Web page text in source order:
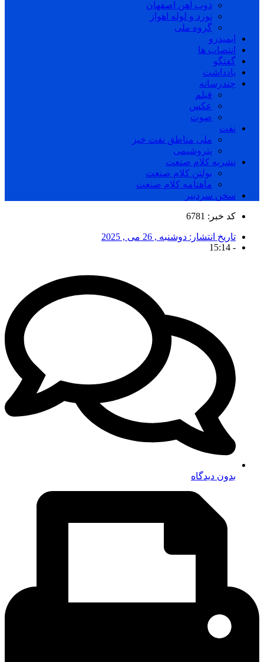
ذوب آهن اصفهان
نورد و لوله اهواز
گروه ملی
ایمیدرو
انتصاب ها
گفتگو
یادداشت
چندرسانه
فیلم
عکس
صوت
نفت
ملی مناطق نفت خیز
پتروشیمی
نشریه کلام صنعت
بولتن کلام صنعت
ماهنامه کلام صنعت
سخن سردبیر
کد خبر: 6781
تاریخ انتشار: دوشنبه , 26 می , 2025
-
15:14
بدون دیدگاه